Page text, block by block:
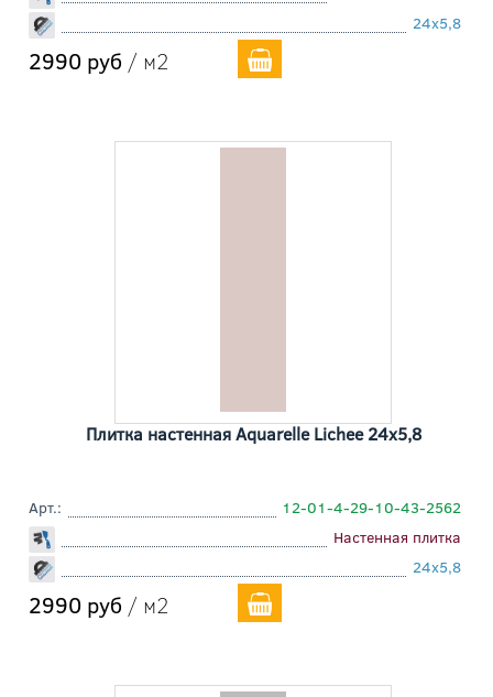
24x5,8
2990 руб / м2
Плитка настенная Aquarelle Lichee 24x5,8
Арт.:
12-01-4-29-10-43-2562
Настенная плитка
24x5,8
2990 руб / м2